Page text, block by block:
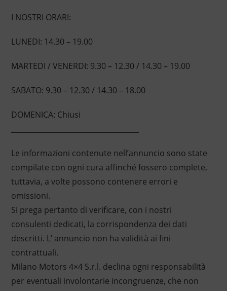
I NOSTRI ORARI:
LUNEDI: 14.30 – 19.00
MARTEDI / VENERDI: 9.30 – 12.30 / 14.30 – 19.00
SABATO: 9.30 – 12.30 / 14.30 – 18.00
DOMENICA: Chiusi
Le informazioni contenute nell’annuncio sono state
compilate con ogni cura affinché fossero complete,
tuttavia, a volte possono contenere errori e
omissioni.
Si prega pertanto di verificare, con i nostri
consulenti dedicati, la corrispondenza dei dati
descritti. L’ annuncio non ha validità ai fini
contrattuali.
Milano Motors 4×4 S.r.l. declina ogni responsabilità
per eventuali involontarie incongruenze, che non